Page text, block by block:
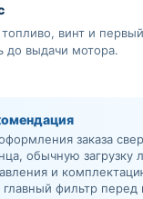
винт и
до выдачи мотора.
заказа
обычную загрузку
и
главный фильтр перед